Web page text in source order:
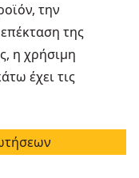
την
της
η χρήσιμη
έχει τις